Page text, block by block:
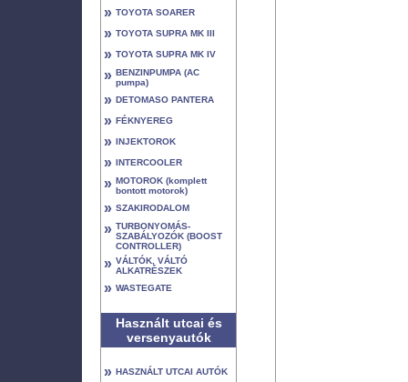
» TOYOTA SOARER
» TOYOTA SUPRA MK III
» TOYOTA SUPRA MK IV
» BENZINPUMPA (AC
pumpa)
» DETOMASO PANTERA
» FÉKNYEREG
» INJEKTOROK
» INTERCOOLER
» MOTOROK (komplett
bontott motorok)
» SZAKIRODALOM
» TURBONYOMÁS-
SZABÁLYOZÓK (BOOST
CONTROLLER)
» VÁLTÓK, VÁLTÓ
ALKATRÉSZEK
» WASTEGATE
Használt utcai és
versenyautók
» HASZNÁLT UTCAI AUTÓK